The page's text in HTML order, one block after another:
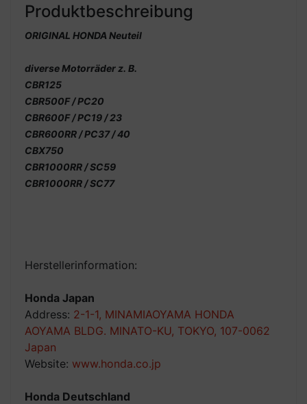
Produktbeschreibung
ORIGINAL HONDA Neuteil
diverse Motorräder z. B.
CBR125
CBR500F / PC20
CBR600F / PC19 / 23
CBR600RR / PC37 / 40
CBX750
CBR1000RR / SC59
CBR1000RR / SC77
Herstellerinformation:
Honda Japan
Address: 2-1-1, MINAMIAOYAMA HONDA
AOYAMA BLDG. MINATO-KU, TOKYO, 107-0062
Japan
Website: www.honda.co.jp
Honda Deutschland